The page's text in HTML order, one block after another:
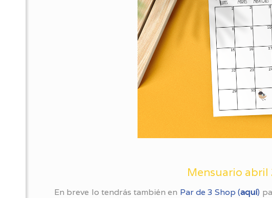
Mensuario abril
En breve lo tendrás también en Par de 3 Shop (aquí)